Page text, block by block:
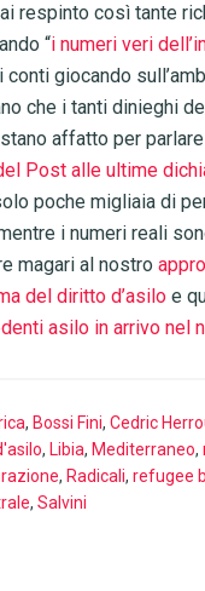
respinto così tante
“i numeri veri
conti giocando
che i tanti dinieghi
affatto per
Post alle ultime
poche migliaia di
i numeri reali
magari al nostro
del diritto d’asiloe
asilo in arrivo nel
, Bossi Fini, Cedric
, Libia, Mediterraneo,
, Radicali, refugee
, Salvini